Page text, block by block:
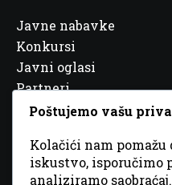
Javne nabavke
Konkursi
Javni oglasi
Partneri
© 2026 Sva prava
Poštujemo vašu
Kolačići nam pomažu
iskustvo, isporučimo
analiziramo